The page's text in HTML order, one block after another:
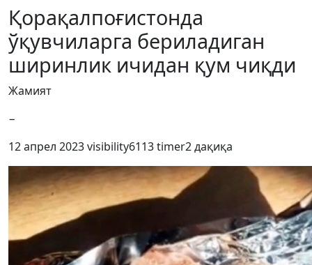
Қорақалпоғистонда
ўқувчиларга бериладиган
ширинлик ичидан қум чиқди
Жамият
−
12 апрел 2023visibility6113timer2 дақиқа